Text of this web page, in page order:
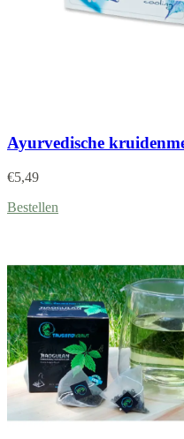
Ayurvedische
€5,49
Bestellen